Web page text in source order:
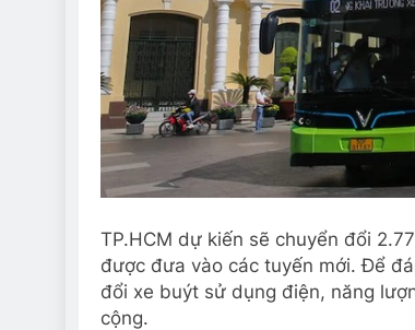
TP.HCM dự kiến sẽ chuyển đổi
được đưa vào các tuyến mới. Để
đổi xe buýt sử dụng điện, năng
cộng.